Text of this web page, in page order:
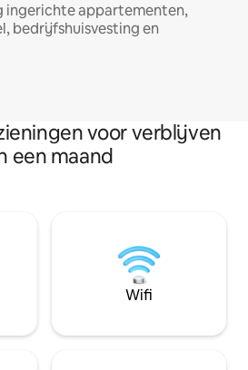
ingerichte appartementen,
bedrijfshuisvesting en
voor verblijven
een maand
Wifi